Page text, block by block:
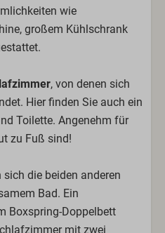
wie
großem Kühlschrank
, von denen sich
Hier finden Sie auch ein
Toilette. Angenehm für
zu Fuß sind!
die beiden anderen
Bad. Ein
Boxspring-Doppelbett
mit zwei